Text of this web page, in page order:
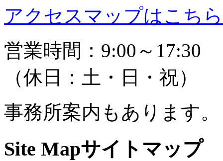
アクセスマップはこち
営業時間：9:00～17:30
（休日：土・日・祝）
事務所案内もあります。
Site Mapサイトマップ